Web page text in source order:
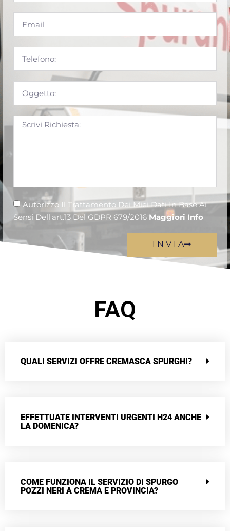
Autorizzo Il Trattamento Dei Miei Dati In Base Ai
Sensi Dell'art.13 Del GDPR 679/2016 Maggiori Info
I N V I A
FAQ
QUALI SERVIZI OFFRE CREMASCA SPURGHI?
EFFETTUATE INTERVENTI URGENTI H24 ANCHE
LA DOMENICA?
COME FUNZIONA IL SERVIZIO DI SPURGO
POZZI NERI A CREMA E PROVINCIA?